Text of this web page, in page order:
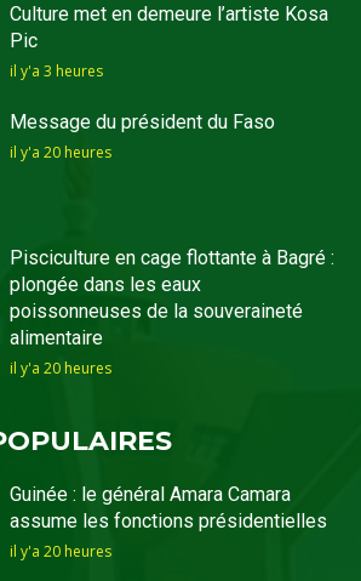
Culture met en demeure l’artiste Kosa
Pic
il y'a 3 heures
Message du président du Faso
il y'a 20 heures
Pisciculture en cage flottante à Bagré :
plongée dans les eaux
poissonneuses de la souveraineté
alimentaire
il y'a 20 heures
Guinée : le général Amara Camara
assume les fonctions présidentielles
il y'a 20 heures